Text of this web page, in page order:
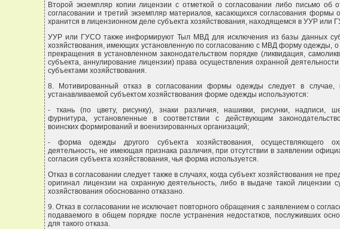
Второй экземпляр копии лицензии с отметкой о согласовании либо письмо об
согласовании и третий экземпляр материалов, касающихся согласования формы
хранится в лицензионном деле субъекта хозяйствования, находящемся в УУР или
УУР или ГУСО также информируют Тыл МВД для исключения из базы данных
хозяйствования, имеющих установленную по согласованию с МВД форму одежды, о
прекращения в установленном законодательством порядке (ликвидация,
субъекта, аннулирование лицензии) права осуществления охранной деятельности
субъектами хозяйствования.
8. Мотивированный отказ в согласовании формы одежды следует в случае,
устанавливаемой субъектом хозяйствования форме одежды используются:
- ткань (по цвету, рисунку), знаки различия, нашивки, рисунки, надписи,
фурнитура, установленные в соответствии с действующим
воинских формирований и военизированных организаций;
- форма одежды другого субъекта хозяйствования, осуществляющего
деятельность, не имеющая признака различия, при отсутствии в заявлении
согласия субъекта хозяйствования, чья форма используется.
Отказ в согласовании следует также в случаях, когда субъект хозяйствования не
оригинал лицензии на охранную деятельность, либо в выдаче такой лицензии
хозяйствования обоснованно отказано.
9. Отказ в согласовании не исключает повторного обращения с заявлением о
подаваемого в общем порядке после устранения недостатков, послуживших
для такого отказа.